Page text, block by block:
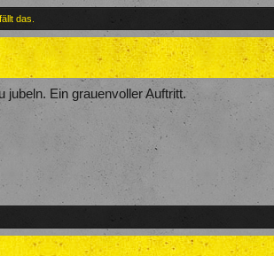
das.
jubeln. Ein grauenvoller Auftritt.